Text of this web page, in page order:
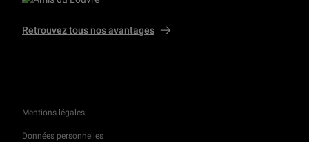
Retrouvez tous nos avantages
Mentions légales
Données personnelles